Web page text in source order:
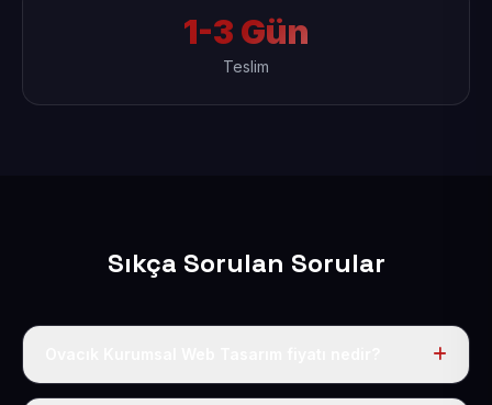
1-3 Gün
Teslim
Sıkça Sorulan Sorular
Tek fiyat uygulanır: yıllık 50 USD + KDV. Bu bedele alan